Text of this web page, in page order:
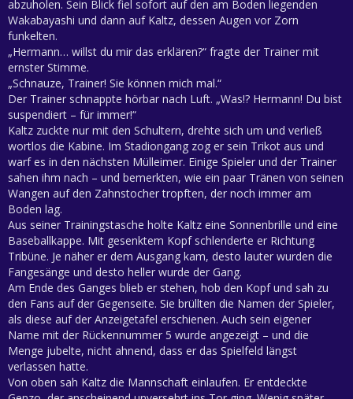
abzuholen. Sein Blick fiel sofort auf den am Boden liegenden
Wakabayashi und dann auf Kaltz, dessen Augen vor Zorn
funkelten.
„Hermann… willst du mir das erklären?“ fragte der Trainer mit
ernster Stimme.
„Schnauze, Trainer! Sie können mich mal.“
Der Trainer schnappte hörbar nach Luft. „Was!? Hermann! Du bist
suspendiert – für immer!“
Kaltz zuckte nur mit den Schultern, drehte sich um und verließ
wortlos die Kabine. Im Stadiongang zog er sein Trikot aus und
warf es in den nächsten Mülleimer. Einige Spieler und der Trainer
sahen ihm nach – und bemerkten, wie ein paar Tränen von seinen
Wangen auf den Zahnstocher tropften, der noch immer am
Boden lag.
Aus seiner Trainingstasche holte Kaltz eine Sonnenbrille und eine
Baseballkappe. Mit gesenktem Kopf schlenderte er Richtung
Tribüne. Je näher er dem Ausgang kam, desto lauter wurden die
Fangesänge und desto heller wurde der Gang.
Am Ende des Ganges blieb er stehen, hob den Kopf und sah zu
den Fans auf der Gegenseite. Sie brüllten die Namen der Spieler,
als diese auf der Anzeigetafel erschienen. Auch sein eigener
Name mit der Rückennummer 5 wurde angezeigt – und die
Menge jubelte, nicht ahnend, dass er das Spielfeld längst
verlassen hatte.
Von oben sah Kaltz die Mannschaft einlaufen. Er entdeckte